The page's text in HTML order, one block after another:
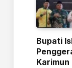
Bupati
Karimun